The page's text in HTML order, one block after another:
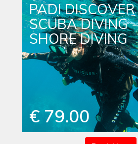
PADI DISCOVER
SCUBA DIVING -
SHORE DIVING
€ 79.00